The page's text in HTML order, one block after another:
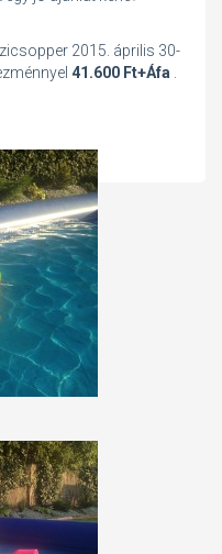
2015. április 30-
41.600 Ft+Áfa .